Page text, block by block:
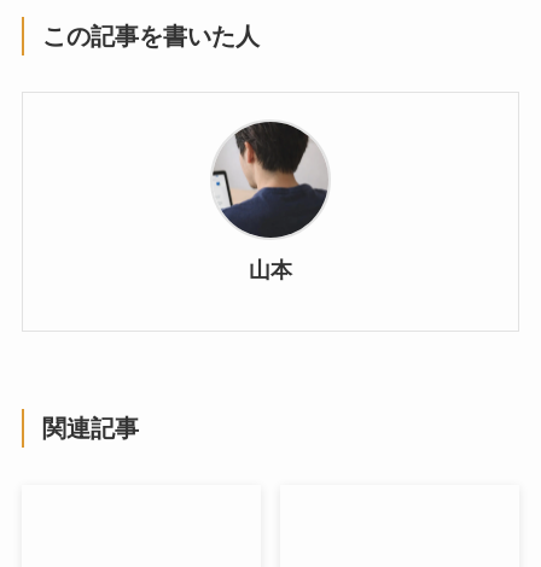
この記事を書いた人
山本
関連記事